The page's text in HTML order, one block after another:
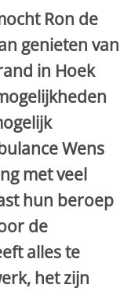
Ron de
genieten van
in Hoek
Wens
met veel
hun beroep
de
alles te
het zijn